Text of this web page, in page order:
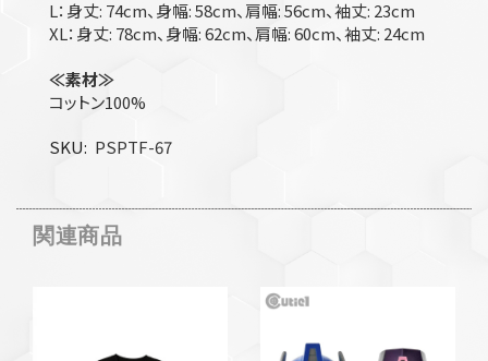
L：身丈: 74cm、身幅: 58cm、肩幅: 56cm、袖丈: 23cm
XL：身丈: 78cm、身幅: 62cm、肩幅: 60cm、袖丈: 24cm
≪素材≫
コットン100%
SKU
PSPTF-67
関連商品